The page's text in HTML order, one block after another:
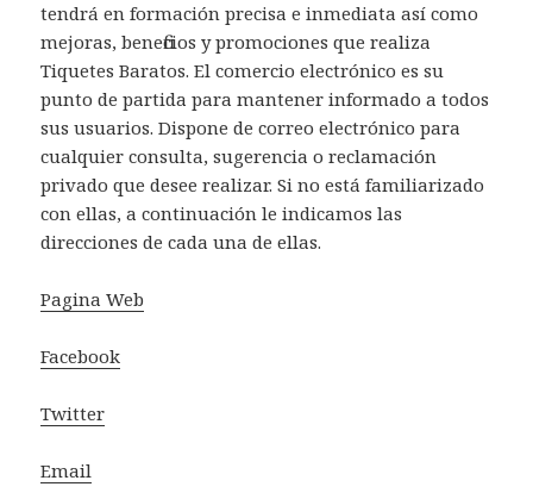
tendrá en formación precisa e inmediata así como
mejoras, beneficios y promociones que realiza
Tiquetes Baratos. El comercio electrónico es su
punto de partida para mantener informado a todos
sus usuarios. Dispone de correo electrónico para
cualquier consulta, sugerencia o reclamación
privado que desee realizar. Si no está familiarizado
con ellas, a continuación le indicamos las
direcciones de cada una de ellas.
Pagina Web
Facebook
Twitter
Email